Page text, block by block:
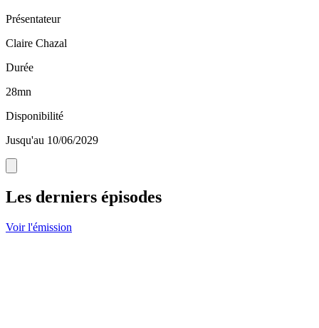
Présentateur
Claire Chazal
Durée
28mn
Disponibilité
Jusqu'au 10/06/2029
Les derniers épisodes
Voir l'émission